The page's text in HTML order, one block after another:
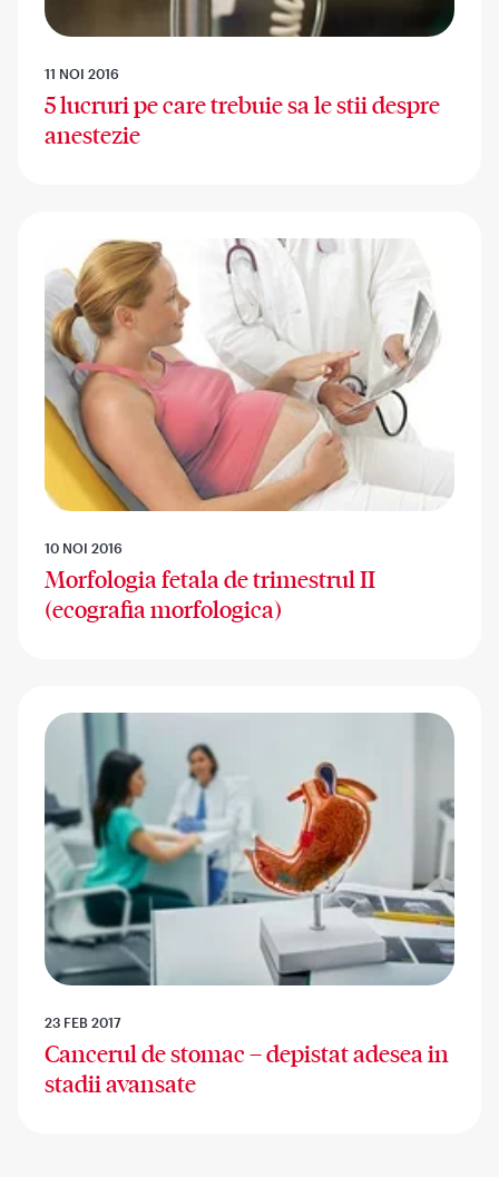
11 NOI 2016
5 lucruri pe care trebuie sa le stii despre
anestezie
10 NOI 2016
Morfologia fetala de trimestrul II
(ecografia morfologica)
23 FEB 2017
Cancerul de stomac – depistat adesea in
stadii avansate